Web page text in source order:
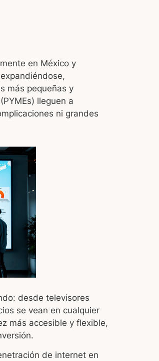
en México y
más pequeñas y
lleguen a
ni grandes
desde televisores
se vean en cualquier
más accesible y flexible,
de internet en